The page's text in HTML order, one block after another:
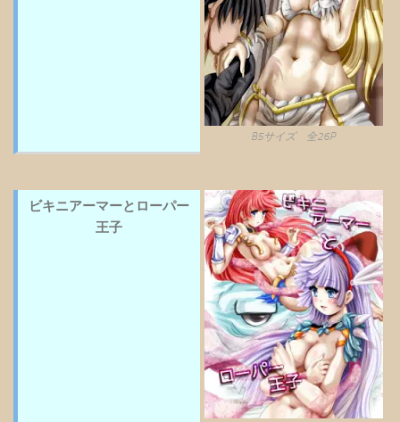
B5サイズ 全26P
ビキニアーマーとローパー
王子